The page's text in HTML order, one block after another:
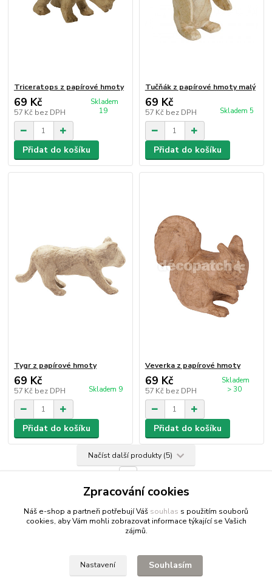
Triceratops z papírové hmoty
69 Kč
57 Kč bez DPH
Skladem
19
Přidat do košíku
Tučňák z papírové hmoty malý
69 Kč
57 Kč bez DPH Skladem 5
Přidat do košíku
Tygr z papírové hmoty
69 Kč
57 Kč bez DPH Skladem 9
Přidat do košíku
Veverka z papírové hmoty
69 Kč
57 Kč bez DPH
Skladem
> 30
Přidat do košíku
Načíst další produkty (5)
- vše pro fitnessProfitpsa.cz- vše pro psy
Bestgreen.cz
- ječmen a chlorella
Zpracování cookies
Náš e-shop a partneři potřebují Váš souhlas s použitím souborů
cookies, aby Vám mohli zobrazovat informace týkající se Vašich
zájmů.
Nastavení Souhlasím